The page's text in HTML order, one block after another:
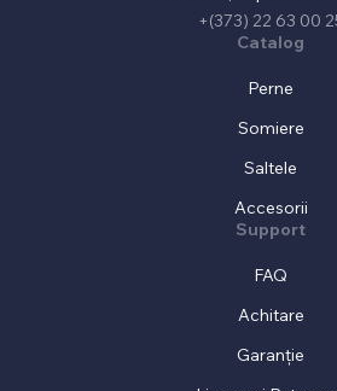
+(373) 22 63 00
Catalog
Perne
Somiere
Saltele
Accesorii
Support
FAQ
Achitare
Garanție